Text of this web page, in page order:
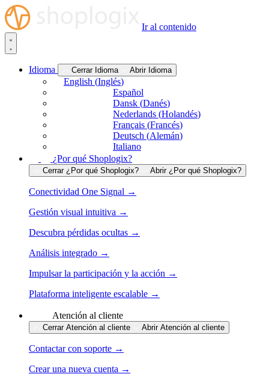
Ir al contenido
Idioma Cerrar Idioma Abrir Idioma
English (Inglés)
Español
Dansk (Danés)
Nederlands (Holandés)
Français (Francés)
Deutsch (Alemán)
Italiano
¿Por qué Shoplogix?
Cerrar ¿Por qué Shoplogix? Abrir ¿Por qué Shoplogix?
Conectividad One Signal →
Gestión visual intuitiva →
Descubra pérdidas ocultas →
Análisis integrado →
Impulsar la participación y la acción →
Plataforma inteligente escalable →
Atención al cliente
Cerrar Atención al cliente Abrir Atención al cliente
Contactar con soporte →
Crear una nueva cuenta →